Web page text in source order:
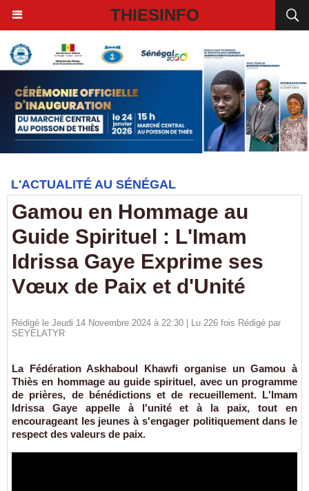
THIESINFO
L'ACTUALITÉ AU SÉNÉGAL
Gamou en Hommage au
Guide Spirituel : L'Imam
Idrissa Gaye Exprime ses
Vœux de Paix et d'Unité
Rédigé le Jeudi 14 Novembre 2024 à 22:30 | Lu 226 fois Rédigé par
SEYELATYR
La Fédération Askhaboul Khawfi organise un Gamou à
Thiès en hommage au guide spirituel, avec un programme
de prières, de bénédictions et de recueillement. L'Imam
Idrissa Gaye appelle à l'unité et à la paix, tout en
encourageant les jeunes à s'engager politiquement dans le
respect des valeurs de paix.